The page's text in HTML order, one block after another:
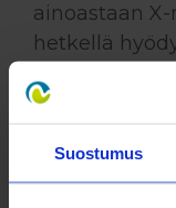
Suostumus
ainoastaan
hetkellä
6,2
Kemin
Henri